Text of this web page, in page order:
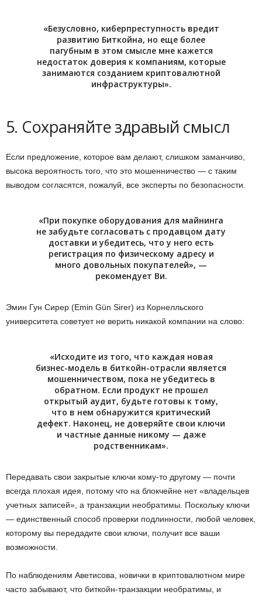
«Безусловно, киберпреступность вредит
развитию Биткойна, но еще более
пагубным в этом смысле мне кажется
недостаток доверия к компаниям, которые
занимаются созданием криптовалютной
инфраструктуры».
5. Сохраняйте здравый смысл
Если предложение, которое вам делают, слишком заманчиво,
высока вероятность того, что это мошенничество — с таким
выводом согласятся, пожалуй, все эксперты по безопасности.
«При покупке оборудования для майнинга
не забудьте согласовать с продавцом дату
доставки и убедитесь, что у него есть
регистрация по физическому адресу и
много довольных покупателей», —
рекомендует Ви.
Эмин Гун Сирер (Emin Gün Sirer) из Корнелльского
университета советует не верить никакой компании на слово:
«Исходите из того, что каждая новая
бизнес-модель в биткойн-отрасли является
мошенничеством, пока не убедитесь в
обратном. Если продукт не прошел
открытый аудит, будьте готовы к тому,
что в нем обнаружится критический
дефект. Наконец, не доверяйте свои ключи
и частные данные никому — даже
родственникам».
Передавать свои закрытые ключи кому-то другому — почти
всегда плохая идея, потому что на блокчейне нет «владельцев
учетных записей», а транзакции необратимы. Поскольку ключи
— единственный способ проверки подлинности, любой человек,
которому вы передадите свои ключи, получит все ваши
возможности.
По наблюдениям Аветисова, новички в криптовалютном мире
часто забывают, что биткойн-транзакции необратимы, и